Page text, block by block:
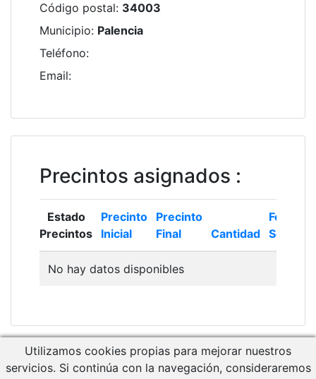
Código postal: 34003
Municipio: Palencia
Teléfono:
Email:
Precintos asignados :
Estado
Precintos
Precinto
Inicial
Precinto
Final
Cantidad
Fecha
Solicitud
No hay datos disponibles
Descargar Manual de Usuario
Acceso a RCM Gestión
Utilizamos cookies propias para mejorar nuestros
servicios. Si continúa con la navegación, consideraremos